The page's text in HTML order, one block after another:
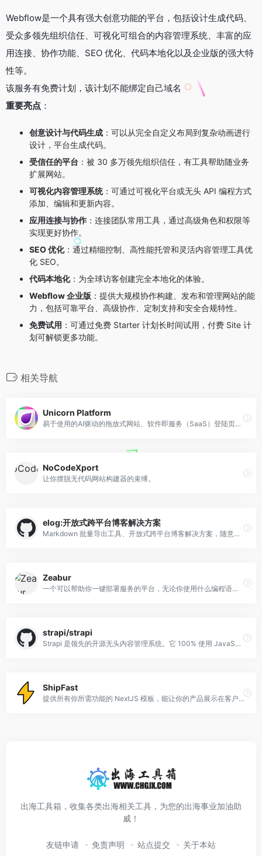
Webflow是一个具有强大创意功能的平台，包括设计生成代码、
受众多领先组织信任、可视化可组合的内容管理系统、丰富的应
用连接、协作功能、SEO 优化、代码本地化以及企业版的强大特
性等。
该服务有免费计划，该计划不能绑定自己域名
重要亮点 ：
创意设计与代码生成 ：可以从完全自定义布局到复杂动画进行
设计，平台生成代码。
受信任的平台 ：被 30 多万领先组织信任，有工具帮助随业务
扩展网站。
可视化内容管理系统：可通过可视化平台或无头 API 编程方式
添加、编辑和更新内容。
应用连接与协作 ：连接团队常用工具，通过高级角色和权限等
实现更好协作。
SEO 优化：通过精细控制、高性能托管和灵活内容管理工具优
化 SEO。
代码本地化：为全球访客创建完全本地化的体验。
Webflow 企业版 ：提供大规模协作构建、发布和管理网站的能
力，包括可靠平台、高级协作、定制支持和安全合规特性。
免费试用 ：可通过免费 Starter 计划长时间试用，付费 Site 计
划可解锁更多功能。
相关导航
Unicorn Platform
易于使用的AI驱动的拖放式网站、软件即服务（SaaS）登陆页面、目录和博客构建器，适用于初创企业、移动应用和软件即服务。100%无需代码，无需设计技能。
NoCodeXport
让你摆脱无代码网站构建器的束缚。
elog:开放式跨平台博客解决方案
Markdown 批量导出工具、开放式跨平台博客解决方案，随意组合写作平台(语雀/Notion/FlowUs/飞书/我来Wolai)和博客平台(Hexo/Vitepress/Halo/Confluence/WordPress等) - LetTTGACO/elog
Zeabur
一个可以帮助你一键部署服务的平台，无论你使用什么编程语言，无论你使用什么框架。
strapi/strapi
Strapi 是领先的开源无头内容管理系统。它 100% 使用 JavaScript/TypeScript，完全可定制且以开发者为优先。——strapi/strapi。
ShipFast
提供所有你所需功能的 NextJS 模板，能让你的产品展示在客户面前。从想法到产品只需 5 分钟。
出海工具箱，收集各类出海相关工具，为您的出海事业加油助
威！
友链申请 免责声明 站点提交 关于本站